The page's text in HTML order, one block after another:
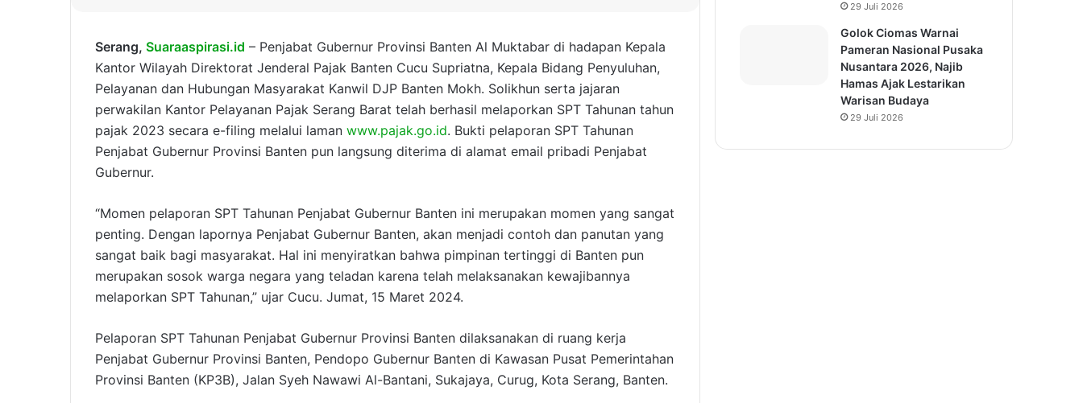
Serang, Suaraaspirasi.id – Penjabat Gubernur Provinsi Banten Al Muktabar di hadapan Kepala
Kantor Wilayah Direktorat Jenderal Pajak Banten Cucu Supriatna, Kepala Bidang Penyuluhan,
Pelayanan dan Hubungan Masyarakat Kanwil DJP Banten Mokh. Solikhun serta jajaran
perwakilan Kantor Pelayanan Pajak Serang Barat telah berhasil melaporkan SPT Tahunan tahun
pajak 2023 secara e-filing melalui laman www.pajak.go.id. Bukti pelaporan SPT Tahunan
Penjabat Gubernur Provinsi Banten pun langsung diterima di alamat email pribadi Penjabat
Gubernur.
“Momen pelaporan SPT Tahunan Penjabat Gubernur Banten ini merupakan momen yang sangat
penting. Dengan lapornya Penjabat Gubernur Banten, akan menjadi contoh dan panutan yang
sangat baik bagi masyarakat. Hal ini menyiratkan bahwa pimpinan tertinggi di Banten pun
merupakan sosok warga negara yang teladan karena telah melaksanakan kewajibannya
melaporkan SPT Tahunan,” ujar Cucu. Jumat, 15 Maret 2024.
Pelaporan SPT Tahunan Penjabat Gubernur Provinsi Banten dilaksanakan di ruang kerja
Penjabat Gubernur Provinsi Banten, Pendopo Gubernur Banten di Kawasan Pusat Pemerintahan
Provinsi Banten (KP3B), Jalan Syeh Nawawi Al-Bantani, Sukajaya, Curug, Kota Serang, Banten.
29 Juli 2026
Golok Ciomas Warnai
Pameran Nasional Pusaka
Nusantara 2026, Najib
Hamas Ajak Lestarikan
Warisan Budaya
29 Juli 2026